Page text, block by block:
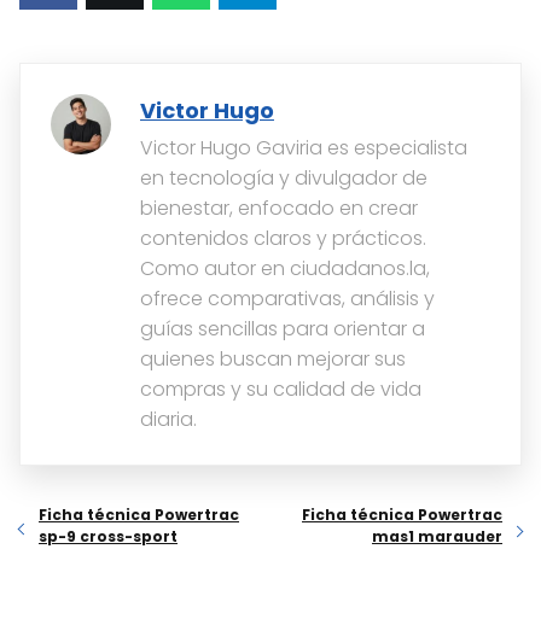
Victor Hugo
Victor Hugo Gaviria es especialista
en tecnología y divulgador de
bienestar, enfocado en crear
contenidos claros y prácticos.
Como autor en ciudadanos.la,
ofrece comparativas, análisis y
guías sencillas para orientar a
quienes buscan mejorar sus
compras y su calidad de vida
diaria.
Ficha técnica Powertrac
sp-9 cross-sport
Ficha técnica Powertrac
mas1 marauder